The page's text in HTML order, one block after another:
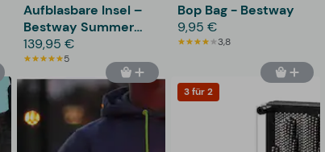
Aufblasbare Insel –
Bestway Summer
Oasis
139,95 €
5
Bop Bag - Bestway
9,95 €
3,8
3 für 2